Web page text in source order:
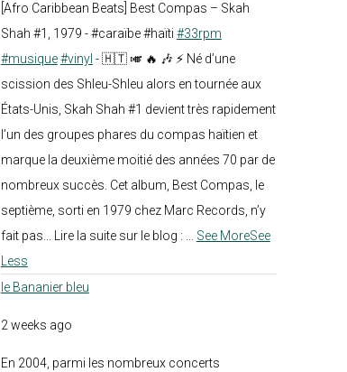
[Afro Caribbean Beats] Best Compas – Skah
Shah #1, 1979 - #caraïbe #haïti #33rpm
#musique #vinyl - 🇭🇹 🎺 🔥 🎶 ⚡ Né d’une
scission des Shleu-Shleu alors en tournée aux
États-Unis, Skah Shah #1 devient très rapidement
l’un des groupes phares du compas haïtien et
marque la deuxième moitié des années 70 par de
nombreux succès. Cet album, Best Compas, le
septième, sorti en 1979 chez Marc Records, n’y
fait pas... Lire la suite sur le blog :
See MoreSee
Less
le Bananier bleu
2 weeks ago
En 2004, parmi les nombreux concerts